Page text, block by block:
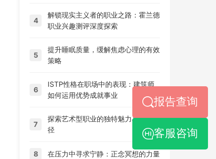
报告查询
客服咨询
4
解锁现实主义者的职业之路：霍兰德
职业兴趣测评深度探索
5
提升睡眠质量，缓解焦虑心理的有效
策略
6
ISTP性格在职场中的表现：建筑师
如何运用优势成就事业
7
探索艺术型职业的独特魅力与发展路
径
8 在压力中寻求宁静：正念冥想的力量